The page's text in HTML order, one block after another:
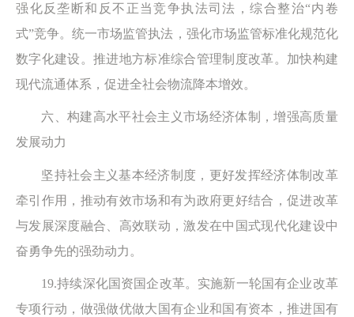
强化反垄断和反不正当竞争执法司法，综合整治“内卷
式”竞争。统一市场监管执法，强化市场监管标准化规范化
数字化建设。推进地方标准综合管理制度改革。加快构建
现代流通体系，促进全社会物流降本增效。
六、构建高水平社会主义市场经济体制，增强高质量
发展动力
坚持社会主义基本经济制度，更好发挥经济体制改革
牵引作用，推动有效市场和有为政府更好结合，促进改革
与发展深度融合、高效联动，激发在中国式现代化建设中
奋勇争先的强劲动力。
19.持续深化国资国企改革。实施新一轮国有企业改革
专项行动，做强做优做大国有企业和国有资本，推进国有